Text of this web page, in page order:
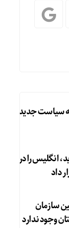
سیاست جدید
انگلیس را در
داد
سازمان
وجود ندارد